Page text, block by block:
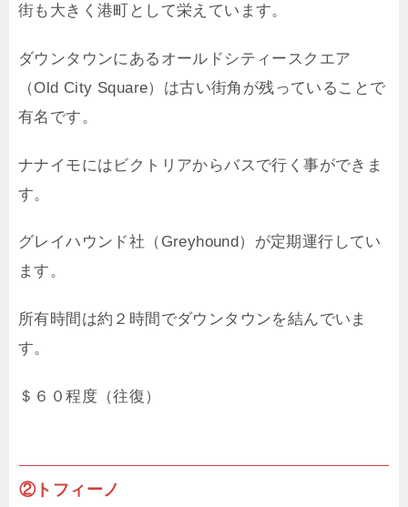
街も大きく港町として栄えています。
ダウンタウンにあるオールドシティースクエア
（Old City Square）は古い街角が残っていることで
有名です。
ナナイモにはビクトリアからバスで行く事ができま
す。
グレイハウンド社（Greyhound）が定期運行してい
ます。
所有時間は約２時間でダウンタウンを結んでいま
す。
＄６０程度（往復）
②トフィーノ